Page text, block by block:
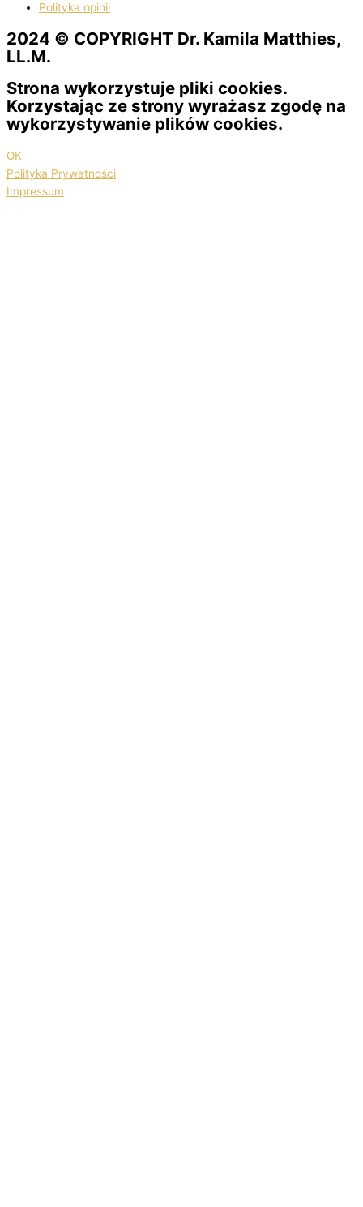
Polityka opinii
2024 © COPYRIGHT Dr. Kamila Matthies,
LL.M.
Strona wykorzystuje pliki cookies.
Korzystając ze strony wyrażasz zgodę na
wykorzystywanie plików cookies.
OK
Polityka Prywatności
Impressum